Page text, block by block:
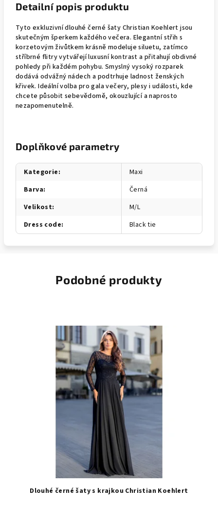
Detailní popis produktu
Tyto exkluzivní dlouhé černé šaty Christian Koehlert jsou
skutečným šperkem každého večera. Elegantní střih s
korzetovým živůtkem krásně modeluje siluetu, zatímco
stříbrné flitry vytvářejí luxusní kontrast a přitahují obdivné
pohledy při každém pohybu. Smyslný vysoký rozparek
dodává odvážný nádech a podtrhuje ladnost ženských
křivek. Ideální volba pro gala večery, plesy i události, kde
chcete působit sebevědomě, okouzlující a naprosto
nezapomenutelně.
Doplňkové parametry
Kategorie:
Maxi
Barva:
Černá
Velikost:
M/L
Dress code: Black tie
Podobné produkty
Dlouhé černé šaty s krajkou Christian Koehlert